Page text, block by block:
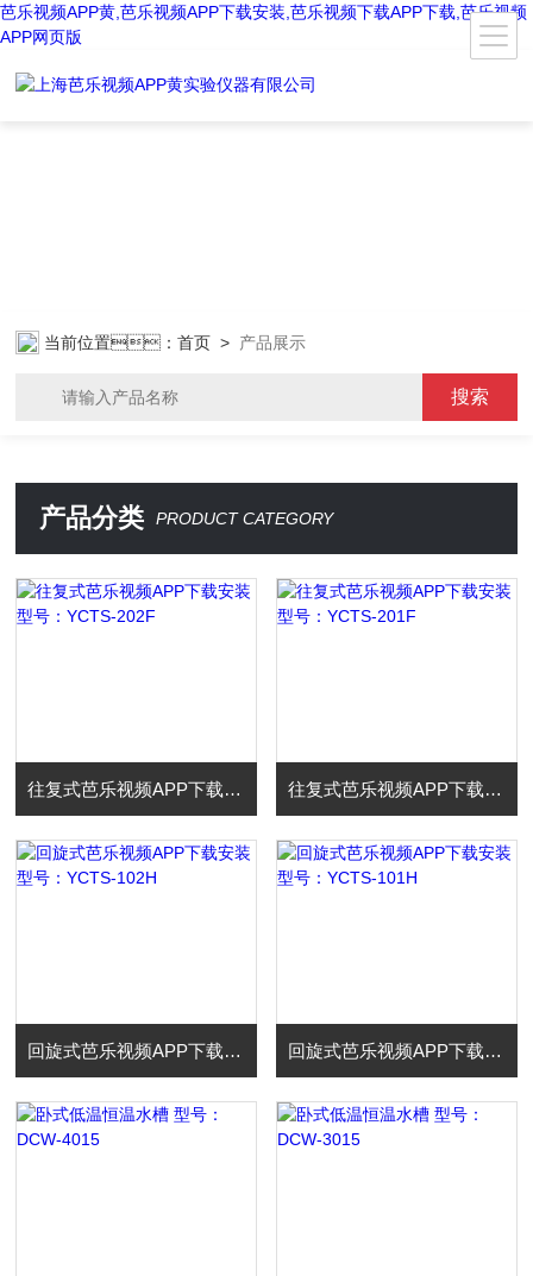
芭乐视频APP黄,芭乐视频APP下载安装,芭乐视频下载APP下载,芭乐视频
APP网页版
当前位置：首页 > 产品展示
产品分类 PRODUCT CATEGORY
往复式芭乐视频APP下载安装 型号：YCTS-202F 往复式芭乐视频APP下载安装 型号：YCTS-201F
回旋式芭乐视频APP下载安装 型号：YCTS-102H 回旋式芭乐视频APP下载安装 型号：YCTS-101H